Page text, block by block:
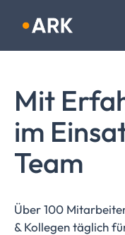
Navigation
Mit
im
Team
Über 100
& Kollegen täglich